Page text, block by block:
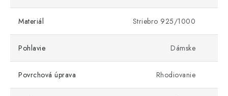
Materiál Striebro 925/1000
Pohlavie Dámske
Povrchová úprava Rhodiovanie